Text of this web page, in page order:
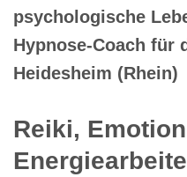
psychologische
Hypnose-Coach für
Heidesheim (Rhein)
Reiki,